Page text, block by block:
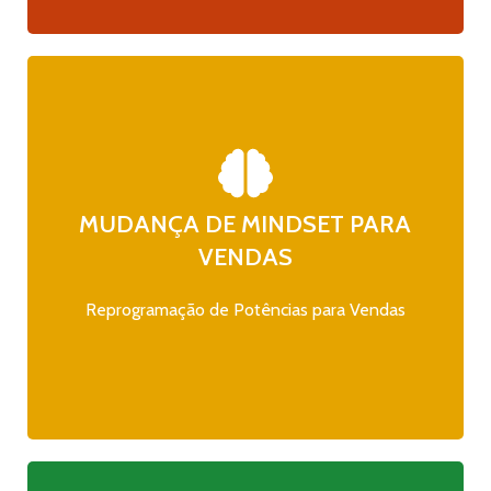
MUDANÇA DE MINDSET PARA
VENDAS
Reprogramação de Potências para Vendas
Aplicação de estratégias neurotransformadoras
de crenças limitantes e práticas científicas para
moldar uma mentalidade vendedora eficaz em